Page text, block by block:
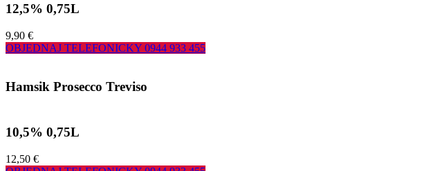
12,5% 0,75L
9,90 €
OBJEDNAJ TELEFONICKY 0944 933 455
Hamsik Prosecco Treviso
10,5% 0,75L
12,50 €